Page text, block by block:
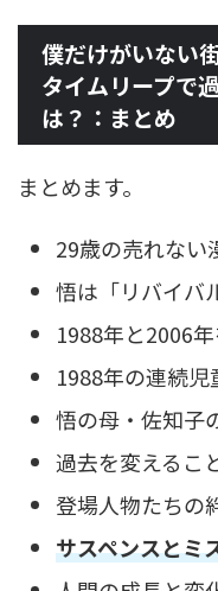
僕だけがいない
タイムリープで
は？：まとめ
まとめます。
29歳の売れない
悟は「リバイバ
1988年と2006
1988年の連続
悟の母・佐知子
過去を変えるこ
登場人物たちの
サスペンスとミ